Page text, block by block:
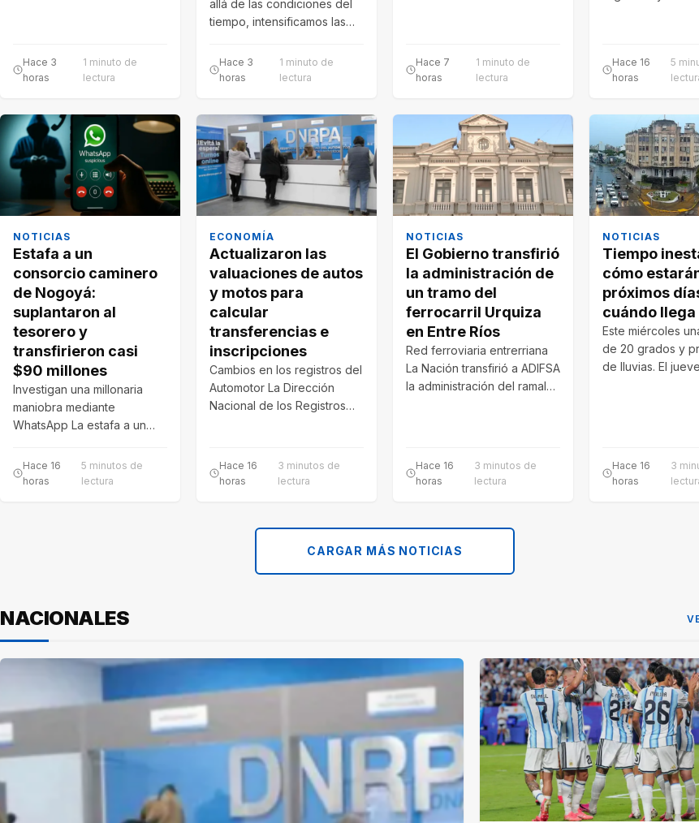
Hace 3
horas
1 minuto de
lectura
allá de las condiciones del
tiempo, intensificamos las
puntos de…
Hace 3
horas
1 minuto de
lectura
Hace 7
horas
1 minuto de
lectura
Hace 16
horas
5
NOTICIAS
Estafa a un
consorcio caminero
de Nogoyá:
suplantaron al
tesorero y
transfirieron casi
$90 millones
Investigan una millonaria
maniobra mediante
WhatsApp La estafa a un
Nogoyá es investigada por
la…
Hace 16
horas
5 minutos de
lectura
ECONOMÍA
Actualizaron las
valuaciones de autos
y motos para
calcular
transferencias e
inscripciones
Cambios en los registros del
Automotor La Dirección
Nacional de los Registros
Hace 16
horas
3 minutos de
lectura
NOTICIAS
El Gobierno transfirió
la administración de
un tramo del
ferrocarril Urquiza
en Entre Ríos
Red ferroviaria entrerriana
La Nación transfirió a ADIFSA
la administración del ramal
Hace 16
horas
3 minutos de
lectura
NOTICIAS
Tiempo
cómo
próximos
cuándo
Este miércoles
de 20 grados y
de lluvias. El
Hace 16
horas
3
CARGAR MÁS NOTICIAS
NACIONALES